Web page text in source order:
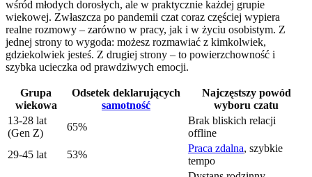
wśród młodych dorosłych, ale w praktycznie każdej grupie
wiekowej. Zwłaszcza po pandemii czat coraz częściej wypiera
realne rozmowy – zarówno w pracy, jak i w życiu osobistym. Z
jednej strony to wygoda: możesz rozmawiać z kimkolwiek,
gdziekolwiek jesteś. Z drugiej strony – to powierzchowność i
szybka ucieczka od prawdziwych emocji.
Grupa
wiekowa
Odsetek deklarujących
samotność
Najczęstszy powód
wyboru czatu
13-28 lat
(Gen Z)
65%
Brak bliskich relacji
offline
29-45 lat
53%
Praca zdalna, szybkie
tempo